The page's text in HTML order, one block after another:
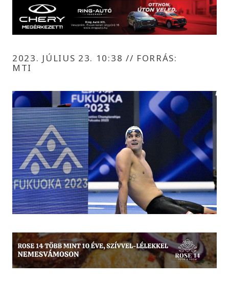
2023. JÚLIUS 23. 10:38 // FORRÁS:
MTI